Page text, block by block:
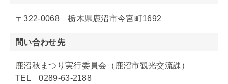
〒322-0068 栃木県鹿沼市今宮町1692
問い合わせ先
鹿沼秋まつり実行委員会（鹿沼市観光交流課）
TEL 0289-63-2188